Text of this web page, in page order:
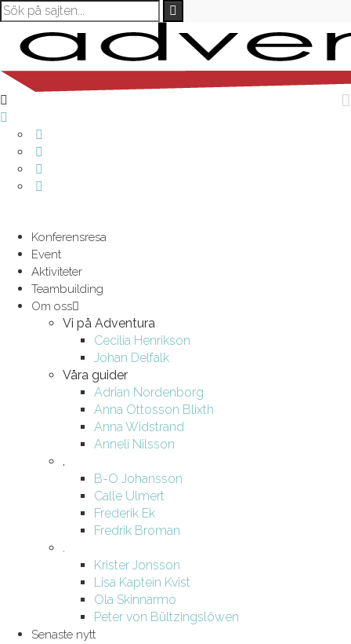
Konferensresa
Event
Aktiviteter
Teambuilding
Om oss
Vi på Adventura
Cecilia Henrikson
Johan Delfalk
Våra guider
Adrian Nordenborg
Anna Ottosson Blixth
Anna Widstrand
Anneli Nilsson
.
B-O Johansson
Calle Ulmert
Frederik Ek
Fredrik Broman
.
Krister Jonsson
Lisa Kaptein Kvist
Ola Skinnarmo
Peter von Bültzingslöwen
Senaste nytt